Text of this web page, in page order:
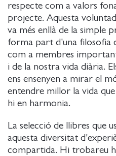
respecte com a valors
projecte. Aquesta
va més enllà de la simple
forma part d'una filosofia
com a membres
i de la nostra vida diària.
ens ensenyen a mirar el
entendre millor la vida
hi en harmonia.
La selecció de llibres que
aquesta diversitat
compartida. Hi trobareu